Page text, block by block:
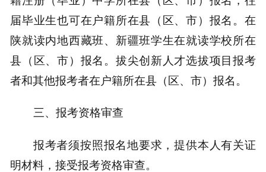
届毕业生也可在户籍所在县（区、市）报名。在
陕就读内地西藏班、新疆班学生在就读学校所在
县（区、市）报名。拔尖创新人才选拔项目报考
者和其他报考者在户籍所在县（区、市）报名。
三、报考资格审查
报考者须按照报名地要求，提供本人有关证
明材料，接受报考资格审查。